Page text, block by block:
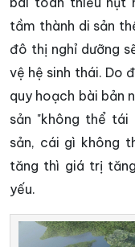
tầm thành di sản
đô thị nghỉ dưỡng
vệ hệ sinh thái. Do
quy hoạch bài bản
sản "không thể
sản, cái gì không
tăng thì giá trị
yếu.